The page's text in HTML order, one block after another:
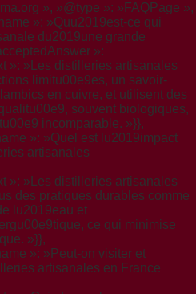
», »@type »: »FAQPage
»: »Quu2019est-ce qui
du2019une grande
»:
»: »Les distilleries artisanales
limitu00e9es, un savoir-
en cuivre, et utilisent des
souvent biologiques,
incomparable. »}},
»: »Quel est lu2019impact
artisanales
»: »Les distilleries artisanales
des pratiques durables comme
lu2019eau et
ce qui minimise
»}},
»: »Peut-on visiter et
artisanales en France